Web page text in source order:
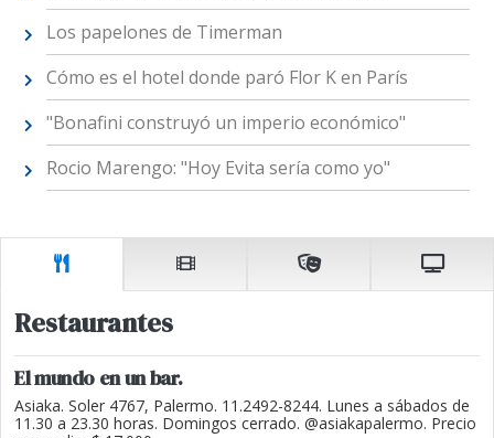
Los papelones de Timerman
Cómo es el hotel donde paró Flor K en París
"Bonafini construyó un imperio económico"
Rocio Marengo: "Hoy Evita sería como yo"
Restaurantes
El mundo en un bar.
Asiaka. Soler 4767, Palermo. 11.2492-8244. Lunes a sábados de
11.30 a 23.30 horas. Domingos cerrado. @asiakapalermo. Precio